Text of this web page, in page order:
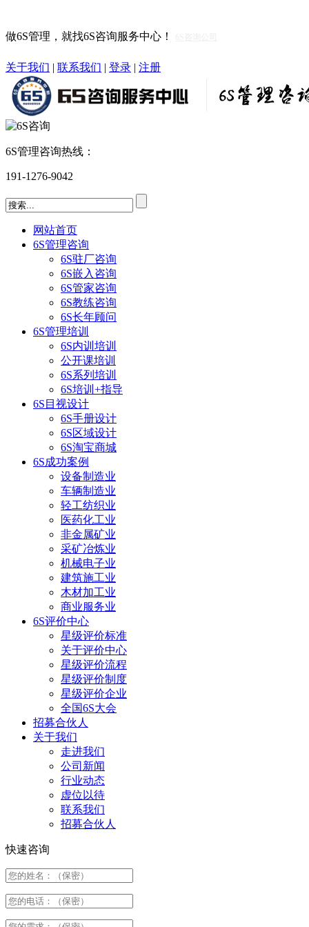
做6S管理，就找6S咨询服务中心！
关于我们 | 联系我们 | 登录 | 注册
6S管理咨询热线：
191-1276-9042
网站首页
6S管理咨询
6S驻厂咨询
6S嵌入咨询
6S管家咨询
6S教练咨询
6S长年顾问
6S管理培训
6S内训培训
公开课培训
6S系列培训
6S培训+指导
6S目视设计
6S手册设计
6S区域设计
6S淘宝商城
6S成功案例
设备制造业
车辆制造业
轻工纺织业
医药化工业
非金属矿业
采矿冶炼业
机械电子业
建筑施工业
木材加工业
商业服务业
6S评价中心
星级评价标准
关于评价中心
星级评价流程
星级评价制度
星级评价企业
全国6S大会
招募合伙人
关于我们
走进我们
公司新闻
行业动态
虚位以待
联系我们
招募合伙人
快速咨询